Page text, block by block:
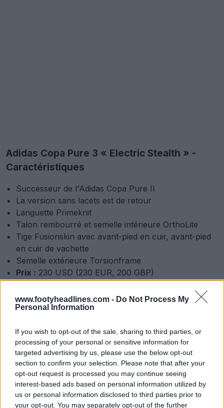
www.footyheadlines.com - Do Not Process My
Personal Information
If you wish to opt-out of the sale, sharing to third parties, or
processing of your personal or sensitive information for
targeted advertising by us, please use the below opt-out
section to confirm your selection. Please note that after your
opt-out request is processed you may continue seeing
interest-based ads based on personal information utilized by
us or personal information disclosed to third parties prior to
your opt-out. You may separately opt-out of the further
Adidas Copa Pure 3 « Electric Stealth » -
Caractéristiques
Successeur de l'Adidas Copa Pure II
La version sans lacets est de retour
Languette Primeknit
Talon rembourré et semelle intérieure OrthoLite
Tige Fusionskin avec avant-pied en cuir, avant-pied
en cuir de vachette
Semelle extérieure Torsionframe
Prix : 230 USD (230 EUR, 200 GBP)
Date de sortie :mardi 15 juillet 2025
d'Adidas devraient être disponibles à partir du mardi 15
juillet 2025, au prix de 230 USD (230 EUR, 200 GBP).
Pack de chaussures Adidas « Electric Stealth
» 25-26 noir